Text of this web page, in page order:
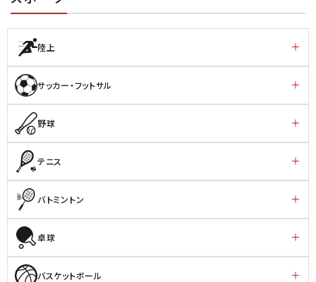
陸上
サッカー・フットサル
野球
テニス
バトミントン
卓球
バスケットボール